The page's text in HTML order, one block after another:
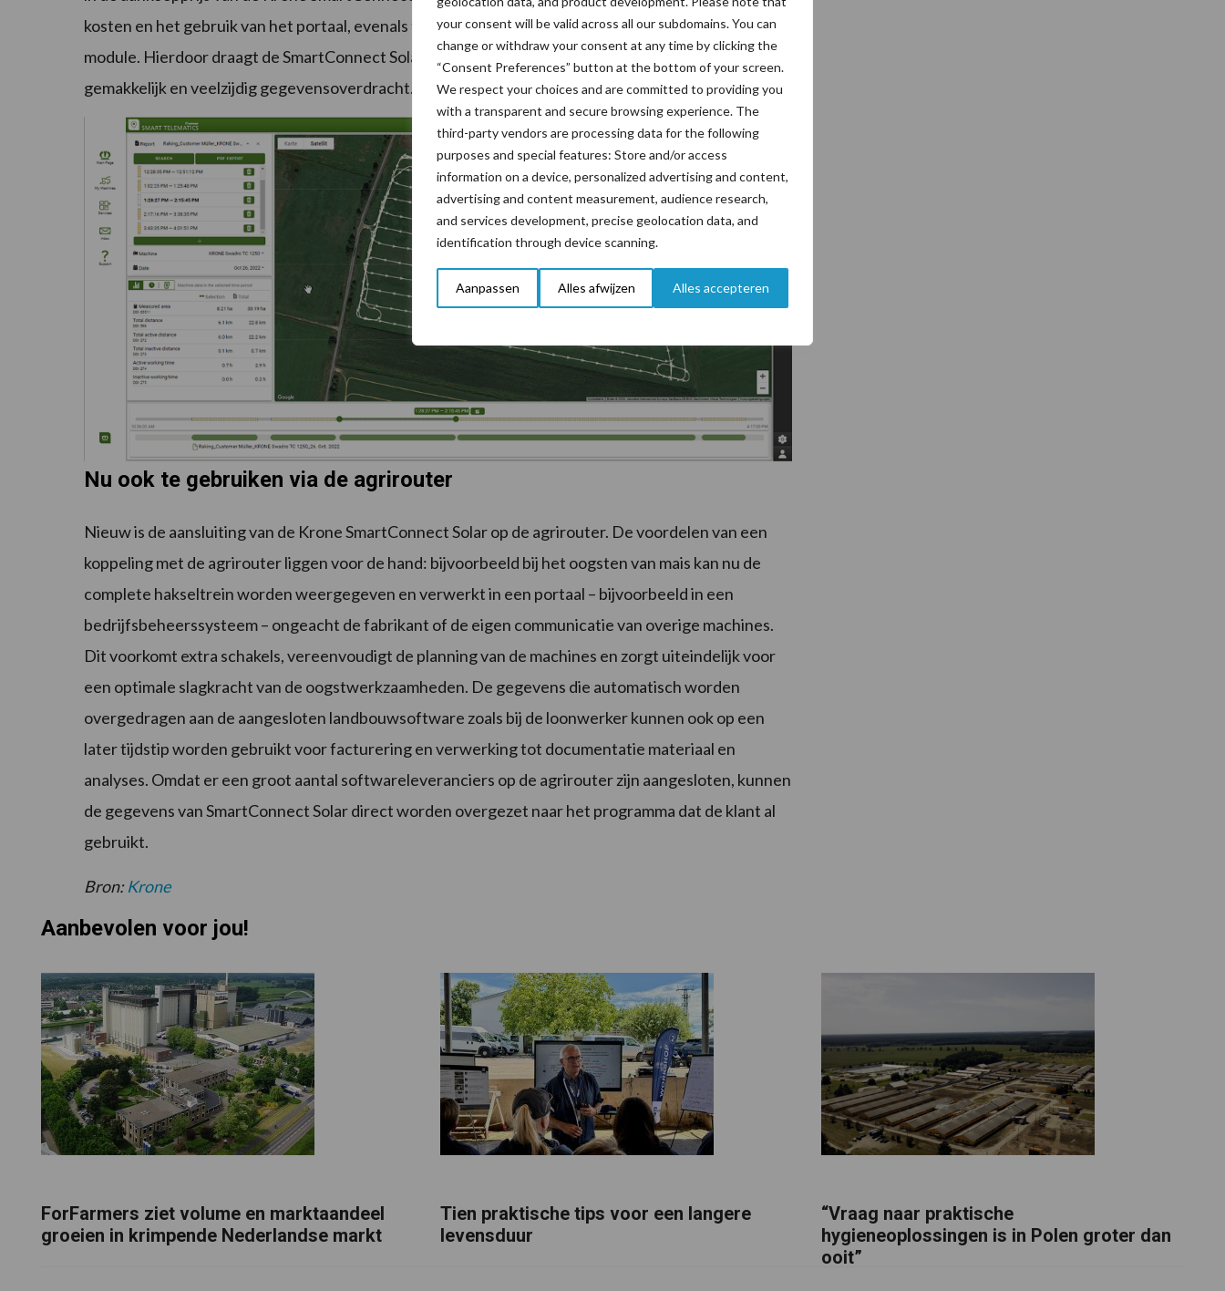
your consent will be valid across all our subdomains. You can
change or withdraw your consent at any time by clicking the
“Consent Preferences” button at the bottom of your screen.
We respect your choices and are committed to providing you
with a transparent and secure browsing experience. The
third-party vendors are processing data for the following
purposes and special features: Store and/or access
information on a device, personalized advertising and content,
advertising and content measurement, audience research,
and services development, precise geolocation data, and
identification through device scanning.
Aanpassen Alles afwijzen Alles accepteren
kosten en het gebruik van het portaal, evenals twee montageplaten voor het bevestigen van de
module. Hierdoor draagt de SmartConnect Solar bij aan een optimaal gebruikersgemak door
gemakkelijk en veelzijdig gegevensoverdracht.
Nu ook te gebruiken via de agrirouter
Nieuw is de aansluiting van de Krone SmartConnect Solar op de agrirouter. De voordelen van een
koppeling met de agrirouter liggen voor de hand: bijvoorbeeld bij het oogsten van mais kan nu de
complete hakseltrein worden weergegeven en verwerkt in een portaal – bijvoorbeeld in een
bedrijfsbeheerssysteem – ongeacht de fabrikant of de eigen communicatie van overige machines.
Dit voorkomt extra schakels, vereenvoudigt de planning van de machines en zorgt uiteindelijk voor
een optimale slagkracht van de oogstwerkzaamheden. De gegevens die automatisch worden
overgedragen aan de aangesloten landbouwsoftware zoals bij de loonwerker kunnen ook op een
later tijdstip worden gebruikt voor facturering en verwerking tot documentatie materiaal en
analyses. Omdat er een groot aantal softwareleveranciers op de agrirouter zijn aangesloten, kunnen
de gegevens van SmartConnect Solar direct worden overgezet naar het programma dat de klant al
gebruikt.
Bron:Krone
Aanbevolen voor jou!
ForFarmers ziet volume en marktaandeel
groeien in krimpende Nederlandse markt
Tien praktische tips voor een langere
levensduur
“Vraag naar praktische
hygieneoplossingen is in Polen groter dan
ooit”